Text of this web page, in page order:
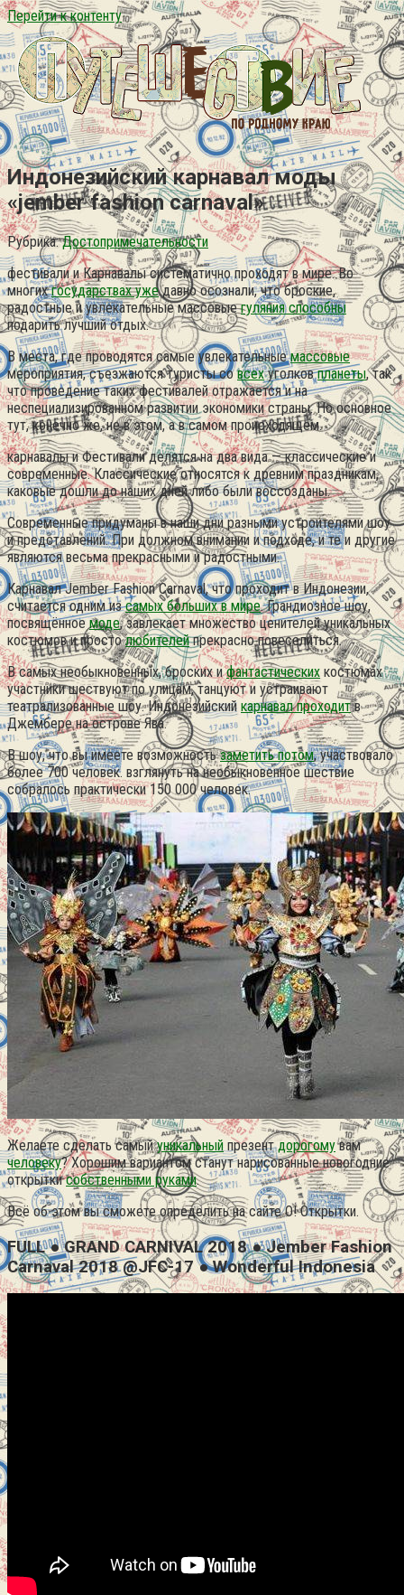
Перейти к контенту
Индонезийский карнавал моды
«jember fashion carnaval»
Рубрика: Достопримечательности
фестивали и Карнавалы систематично проходят в мире. Во
многихгосударствах ужедавно осознали, что броские,
радостные и увлекательные массовыегуляния способны
подарить лучший отдых.
В места, где проводятся самые увлекательныемассовые
мероприятия, съезжаются туристы совсехуголковпланеты, так
что проведение таких фестивалей отражается и на
неспециализированном развитии экономики страны. Но основное
тут, конечно же, не в этом, а в самом происходящем.
карнавалы и Фестивали делятся на два вида — классические и
современные.Классические относятся к древним праздникам,
каковые дошли до наших дней либо были воссозданы.
Современные придуманы в наши дни разными устроителями шоу
и представлений. При должном внимании и подходе, и те и другие
являются весьма прекрасными и радостными.
Карнавал Jember Fashion Carnaval, что проходит в Индонезии,
считается одним изсамых больших в мире. Грандиозное шоу,
посвящённоемоде, завлекает множество ценителей уникальных
костюмов и простолюбителейпрекрасно повеселиться.
В самых необыкновенных, броских ифантастических костюмах
участники шествуют по улицам, танцуют и устраивают
театрализованные шоу. Индонезийский карнавал проходитв
Джембере на острове Ява.
В шоу, что вы имеете возможностьзаметить потом, участвовало
более 700 человек. взглянуть на необыкновенное шествие
собралось практически 150 000 человек.
Желаете сделать самыйуникальный презентдорогомувам
человеку? Хорошим вариантом станут нарисованные новогодние
открыткисобственными руками.
Всё об этом вы сможете определить на сайте О! Открытки.
FULL ● GRAND CARNIVAL 2018 ● Jember Fashion
Carnaval 2018 @JFC-17 ● Wonderful Indonesia